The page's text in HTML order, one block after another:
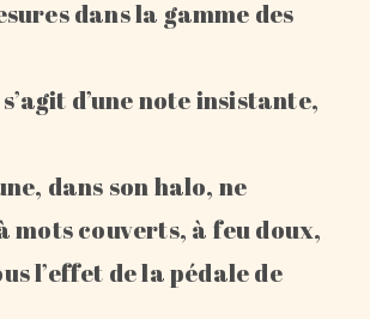
dans la gamme des
d’une note insistante,
dans son halo, ne
mots couverts, à feu doux,
l’effet de la pédale de